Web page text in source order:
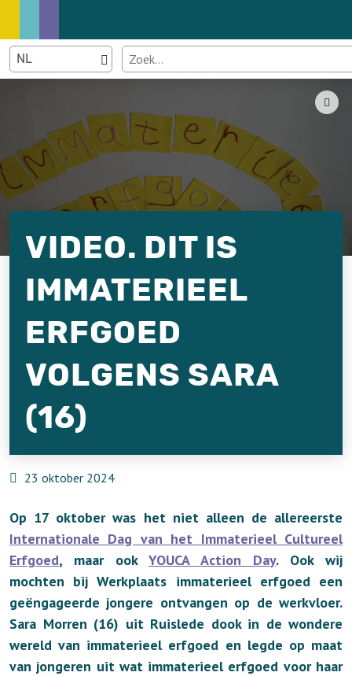
VIDEO. DIT IS
IMMATERIEEL
ERFGOED
VOLGENS SARA
(16)
23 oktober 2024
Op 17 oktober was het niet alleen de allereerste
Internationale Dag van het Immaterieel Cultureel
Erfgoed, maar ook YOUCA Action Day. Ook wij
mochten bij Werkplaats immaterieel erfgoed een
geëngageerde jongere ontvangen op de werkvloer.
Sara Morren (16) uit Ruislede dook in de wondere
wereld van immaterieel erfgoed en legde op maat
van jongeren uit wat immaterieel erfgoed voor haar